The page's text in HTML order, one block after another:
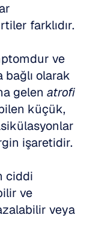
farklıdır.
ve
olarak
gelen atrofi
küçük,
işaretidir.
ciddi
ve
veya